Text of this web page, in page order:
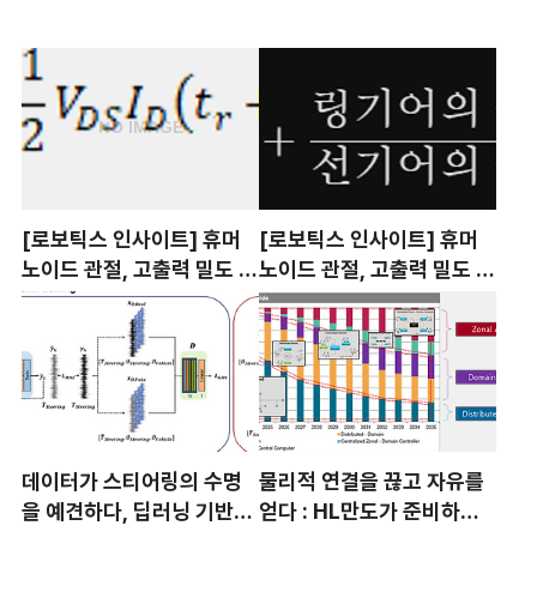
[로보틱스 인사이트] 휴머
노이드 관절, 고출력 밀도 액
추에이터 기술의 진화와 과
제 : ③ 컨트롤러 편
[로보틱스 인사이트] 휴머
노이드 관절, 고출력 밀도 액
추에이터 기술의 진화와 과
제 : ②감속기 편
데이터가 스티어링의 수명
을 예견하다, 딥러닝 기반
물리적 연결을 끊고 자유를
얻다 : HL만도가 준비하는